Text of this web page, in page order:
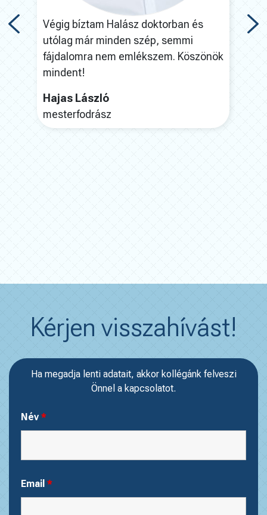
és
Végig bíztam Halász doktorban és
utólag már minden szép, semmi
fájdalomra nem emlékszem. Köszönök
mindent!
Hajas László
mesterfodrász
A
Kérjen visszahívást!
Ha megadja lenti adatait, akkor kollégánk felveszi
Önnel a kapcsolatot.
Név *
Email *